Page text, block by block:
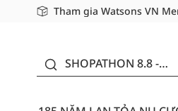
Tham gia Watsons VN
Miễn phí giao hàng cho
Giao hàng nhanh 24h -
SHOPATHON 8.8 -
CƯỜI - GIẢM ĐẾN
50%